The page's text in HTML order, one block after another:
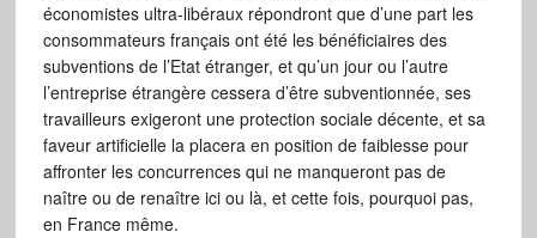
économistes ultra-libéraux répondront que d’une part les
consommateurs français ont été les bénéficiaires des
subventions de l’Etat étranger, et qu’un jour ou l’autre
l’entreprise étrangère cessera d’être subventionnée, ses
travailleurs exigeront une protection sociale décente, et sa
faveur artificielle la placera en position de faiblesse pour
affronter les concurrences qui ne manqueront pas de
naître ou de renaître ici ou là, et cette fois, pourquoi pas,
en France même.